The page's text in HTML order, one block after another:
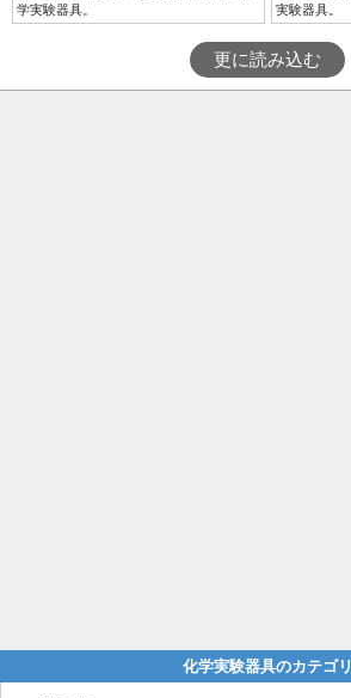
学実験器具。
実験器具。
更に読み込む
化学実験器具のカテゴリ